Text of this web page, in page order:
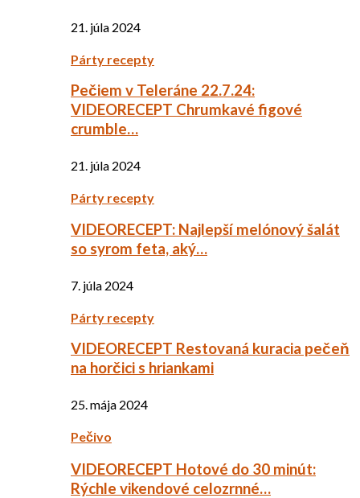
21. júla 2024
Párty recepty
Pečiem v Teleráne 22.7.24:
VIDEORECEPT Chrumkavé figové
crumble…
21. júla 2024
Párty recepty
VIDEORECEPT: Najlepší melónový šalát
so syrom feta, aký…
7. júla 2024
Párty recepty
VIDEORECEPT Restovaná kuracia pečeň
na horčici s hriankami
25. mája 2024
Pečivo
VIDEORECEPT Hotové do 30 minút:
Rýchle vikendové celozrnné…